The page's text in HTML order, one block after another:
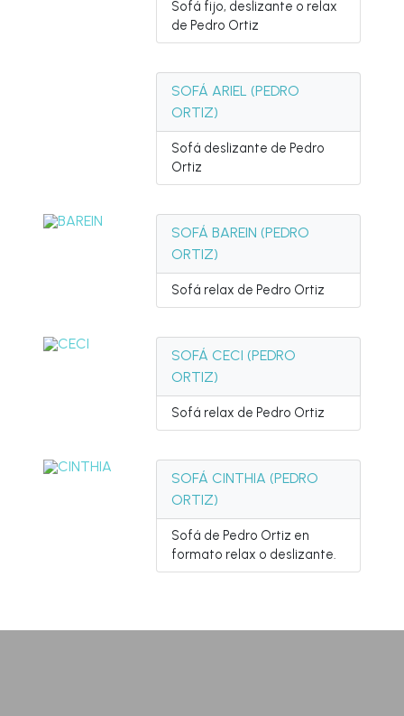
Sofá fijo, deslizante o relax
de Pedro Ortiz
SOFÁ ARIEL (PEDRO
ORTIZ)
Sofá deslizante de Pedro
Ortiz
SOFÁ BAREIN (PEDRO
ORTIZ)
Sofá relax de Pedro Ortiz
SOFÁ CECI (PEDRO
ORTIZ)
Sofá relax de Pedro Ortiz
SOFÁ CINTHIA (PEDRO
ORTIZ)
Sofá de Pedro Ortiz en
formato relax o deslizante.